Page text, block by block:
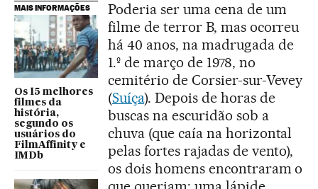
MAIS INFORMAÇÕES
Os 15 melhores
filmes da
história,
segundo os
usuários do
FilmAffinity e
IMDb
Poderia ser uma cena de um
filme de terror B, mas ocorreu
há 40 anos, na madrugada de
1.º de março de 1978, no
cemitério de Corsier-sur-Vevey
(Suíça). Depois de horas de
buscas na escuridão sob a
chuva (que caía na horizontal
pelas fortes rajadas de vento),
os dois homens encontraram o